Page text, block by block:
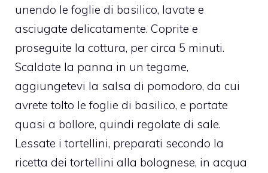
unendo le foglie di basilico, lavate e
asciugate delicatamente. Coprite e
proseguite la cottura, per circa 5 minuti.
Scaldate la panna in un tegame,
aggiungetevi la salsa di pomodoro, da cui
avrete tolto le foglie di basilico, e portate
quasi a bollore, quindi regolate di sale.
Lessate i tortellini, preparati secondo la
ricetta dei tortellini alla bolognese, in acqua